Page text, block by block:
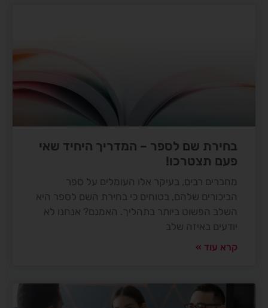
בחירת שם לספר – המדריך היחיד שאי
פעם תצטרכו!
מחברים רבים, בעיקר אלו העומלים על ספר
הביכורים שלהם, בטוחים כי בחירת השם לספר היא
השלב הפשוט ביותר בתהליך. האמנם? אנחנו לא
יודעים באיזה שלב
קרא עוד »